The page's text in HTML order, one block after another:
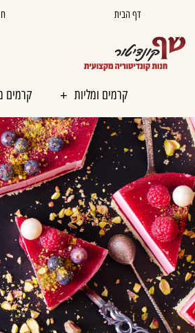
דף הבית
קרמים ומליות קרמים